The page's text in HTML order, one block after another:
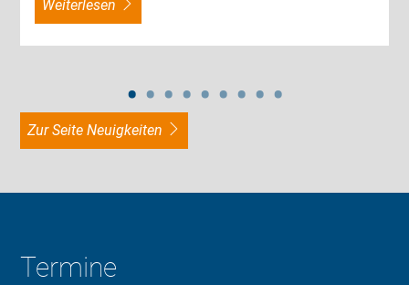
weiterlesen
zur Seite Neuigkeiten
Termine